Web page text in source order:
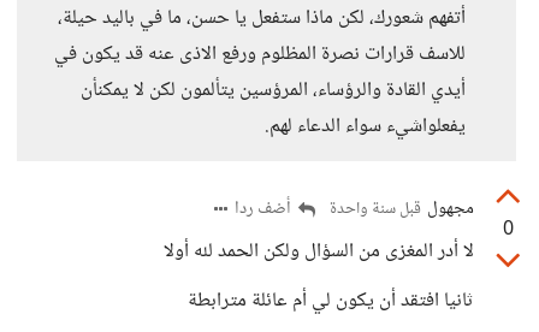
أتفهم شعورك، لكن ماذا ستفعل يا حسن، ما في باليد حيلة،
للاسف قرارات نصرة المظلوم ورفع الاذى عنه قد يكون في
أيدي القادة والرؤساء، المرؤسين يتألمون لكن لا يمكنأن
يفعلواشيء سواء الدعاء لهم.
0
مجهول قبل سنة واحدة أضف ردا
لا أدر المغزى من السؤال ولكن الحمد لله أولا
ثانيا افتقد أن يكون لي أم عائلة مترابطة